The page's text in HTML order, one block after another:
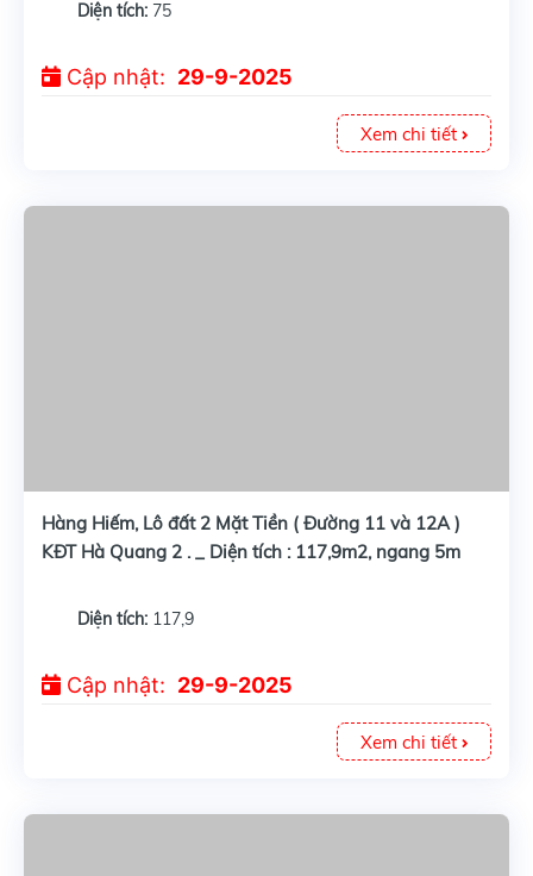
Diện tích: 75
Cập nhật: 29-9-2025
Xem chi tiết
Hàng Hiếm, Lô đất 2 Mặt Tiền ( Đường 11 và 12A )
KĐT Hà Quang 2 . _ Diện tích : 117,9m2, ngang 5m
Diện tích: 117,9
Cập nhật: 29-9-2025
Xem chi tiết